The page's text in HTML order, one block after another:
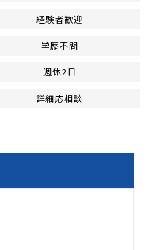
経験者歓迎
学歴不問
週休2日
詳細応相談